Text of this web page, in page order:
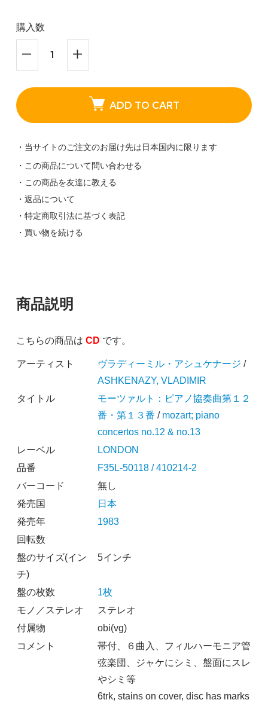
購入数
ADD TO CART
・当サイトのご注文のお届け先は日本国内に限ります
・この商品について問い合わせる
・この商品を友達に教える
・返品について
・特定商取引法に基づく表記
・買い物を続ける
商品説明
こちらの商品は CD です。
アーティスト ヴラディーミル・アシュケナージ /
ASHKENAZY, VLADIMIR
タイトル
モーツァルト：ピアノ協奏曲第１２
番・第１３番 / mozart; piano
concertos no.12 & no.13
レーベル
LONDON
品番
F35L-50118 / 410214-2
バーコード
無し
発売国
日本
発売年
1983
回転数
盤のサイズ(イン
チ)
5インチ
盤の枚数
1枚
モノ／ステレオ
ステレオ
付属物
obi(vg)
コメント
帯付、６曲入、フィルハーモニア管
弦楽団、ジャケにシミ、盤面にスレ
やシミ等
6trk, stains on cover, disc has marks